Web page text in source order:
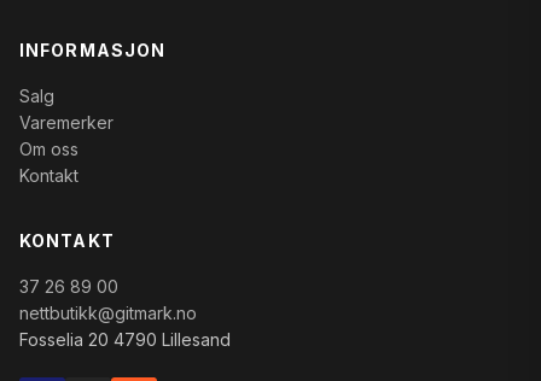
INFORMASJON
Salg
Varemerker
Om oss
Kontakt
KONTAKT
37 26 89 00
nettbutikk@gitmark.no
Fosselia 20 4790 Lillesand